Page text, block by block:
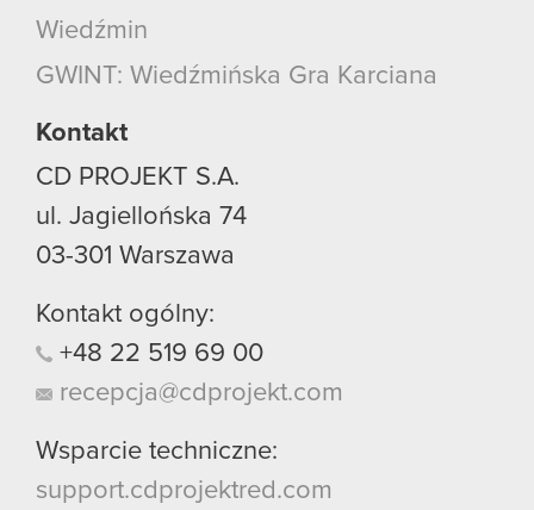
Wiedźmin
GWINT: Wiedźmińska Gra Karciana
Kontakt
CD PROJEKT S.A.
ul. Jagiellońska 74
03-301 Warszawa
Kontakt ogólny:
+48 22 519 69 00
recepcja@cdprojekt.com
Wsparcie techniczne:
support.cdprojektred.com